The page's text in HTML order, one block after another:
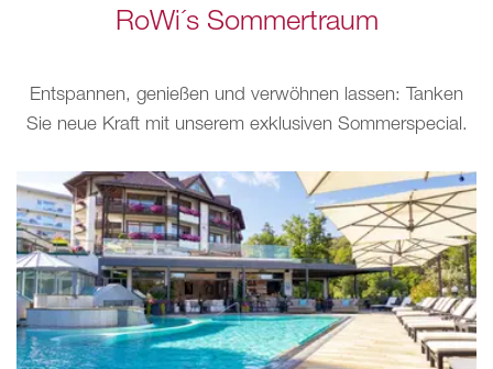
RoWi´s Sommertraum
Entspannen, genießen und verwöhnen lassen: Tanken
Sie neue Kraft mit unserem exklusiven Sommerspecial.